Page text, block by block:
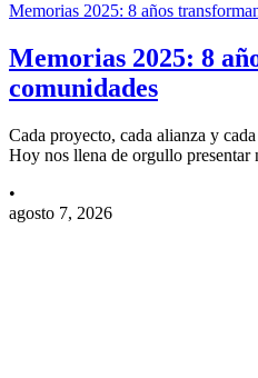
Memorias 2025: 8 años
Memorias 2025: 8
comunidades
Cada proyecto, cada alianza y
Hoy nos llena de orgullo
•
agosto 7, 2026